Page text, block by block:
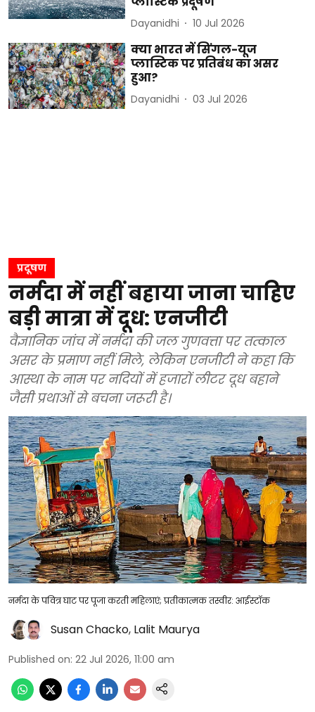
Dayanidhi 10 Jul 2026
क्या भारत में सिंगल-यूज
प्लास्टिक पर प्रतिबंध का असर
हुआ?
Dayanidhi 03 Jul 2026
प्रदूषण
नर्मदा में नहीं बहाया जाना चाहिए
बड़ी मात्रा में दूध: एनजीटी
वैज्ञानिक जांच में नर्मदा की जल गुणवत्ता पर तत्काल
असर के प्रमाण नहीं मिले, लेकिन एनजीटी ने कहा कि
आस्था के नाम पर नदियों में हजारों लीटर दूध बहाने
जैसी प्रथाओं से बचना जरूरी है।
नर्मदा के पवित्र घाट पर पूजा करती महिलाएं; प्रतीकात्मक तस्वीर: आईस्टॉक
Susan Chacko, Lalit Maurya
Published on: 22 Jul 2026, 11:00 am